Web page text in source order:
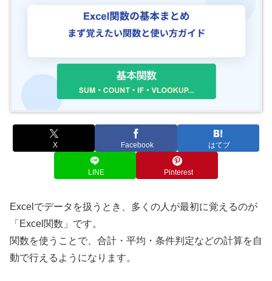
X Facebook はてブ
LINE Pinterest
Excelでデータを扱うとき、多くの人が最初に覚えるのが
「Excel関数」です。
関数を使うことで、合計・平均・条件判定などの計算を自
動で行えるようになります。